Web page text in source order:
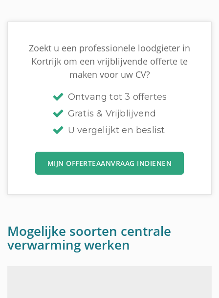
Zoekt u een professionele loodgieter in
Kortrijk om een vrijblijvende offerte te
maken voor uw CV?
Ontvang tot 3 offertes
Gratis & Vrijblijvend
U vergelijkt en beslist
MIJN OFFERTEAANVRAAG INDIENEN
Mogelijke soorten centrale
verwarming werken